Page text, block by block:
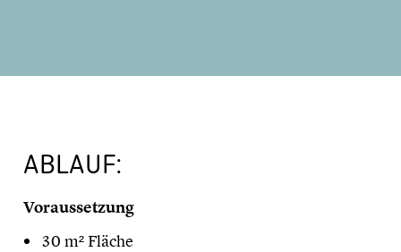
ABLAUF:
Voraussetzung
30 m² Fläche